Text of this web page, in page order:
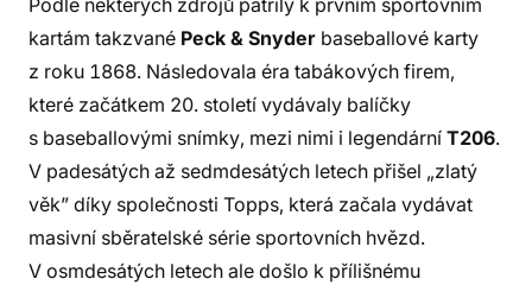
Podle některých zdrojů patřily k prvním sportovním
kartám takzvané Peck & Snyder baseballové karty
z roku 1868. Následovala éra tabákových firem,
které začátkem 20. století vydávaly balíčky
s baseballovými snímky, mezi nimi i legendární T206.
V padesátých až sedmdesátých letech přišel „zlatý
věk” díky společnosti Topps, která začala vydávat
masivní sběratelské série sportovních hvězd.
V osmdesátých letech ale došlo k přílišnému